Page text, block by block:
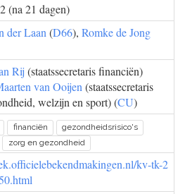
(na 21 dagen)
der Laan (D66), Romke de Jong
Rij (staatssecretaris financiën)
van Ooijen (staatssecretaris
welzijn en sport) (CU)
financiën
gezondheidsrisico's
zorg en gezondheid
kv-tk-2